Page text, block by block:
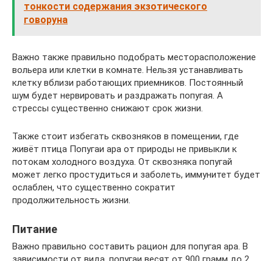
тонкости содержания экзотического
говоруна
Важно также правильно подобрать месторасположение
вольера или клетки в комнате. Нельзя устанавливать
клетку вблизи работающих приемников. Постоянный
шум будет нервировать и раздражать попугая. А
стрессы существенно снижают срок жизни.
Также стоит избегать сквозняков в помещении, где
живёт птица Попугаи ара от природы не привыкли к
потокам холодного воздуха. От сквозняка попугай
может легко простудиться и заболеть, иммунитет будет
ослаблен, что существенно сократит
продолжительность жизни.
Питание
Важно правильно составить рацион для попугая ара. В